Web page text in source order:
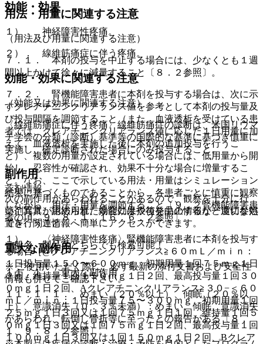
効能・効果
１）． 神経障害性疼痛。
２）． 線維筋痛症に伴う疼痛。
効能・効果に関連する注意
（効能又は効果に関連する注意）
〈線維筋痛症に伴う疼痛〉線維筋痛症の診断は、米国リウマ
チ学会の分類（診断）基準等の国際的な基準に基づき慎重に
実施し、確定診断された場合にのみ投与すること。
副作用
次の副作用があらわれることがあるので、観察を十分に行
い、異常が認められた場合には投与を中止するなど適切な処
置を行うこと。
重大な副作用
１１．１． 重大な副作用
１１．１．１． めまい（２０％以上）、傾眠（２０％以
上）、意識消失（０．３％未満）：めまい、傾眠、意識消失
があらわれ、転倒し骨折等に至ったとの報告がある〔８．
１、９．８．２参照〕。
用法・用量に関連する注意
（用法及び用量に関連する注意）
７．１． 本剤の投与を中止する場合には、少なくとも１週
間以上かけて徐々に減量すること〔８．２参照〕。
７．２． 腎機能障害患者に本剤を投与する場合は、次に示
すクレアチニンクリアランス値を参考として本剤の投与量及
び投与間隔を調節すること（また、血液透析を受けている患
者では、クレアチニンクリアランス値に応じた１日用量に加
えて、血液透析を実施した後に本剤の追加投与を行うこ
と）、複数の用量が設定されている場合には、低用量から開
始し、忍容性が確認され、効果不十分な場合に増量するこ
と。なお、ここで示している用法・用量はシミュレーション
結果に基づくものであることから、各患者ごとに慎重に観察
しながら、用法・用量を調節すること〔９．２腎機能障害患
者の項、９．８．１、１６．６．２参照〕。
１）． 〈神経障害性疼痛〉腎機能障害患者に本剤を投与す
る場合［@クレアチニンクリアランス≧６０ｍＬ／ｍｉｎ：
１日投与量１５０〜６００ｍｇ、初期用量１回７５ｍｇ１日
２回、維持量１回１５０ｍｇ１日２回、最高投与量１回３０
０ｍｇ１日２回、Aクレアチニンクリアランス≧３０−＜６０
ｍＬ／ｍｉｎ：１日投与量７５〜３００ｍｇ、初期用量１回
２５ｍｇ１日３回又は１回７５ｍｇ１日１回、維持量１回５
０ｍｇ１日３回又は１回７５ｍｇ１日２回、最高投与量１回
１００ｍｇ１日３回又は１回１５０ｍｇ１日２回、Bクレア
薬剤情報
薬剤写真、用法用量、効能効果や後発品の情報が一度に参照
でき、関連情報へ簡単にアクセスができます。
一般名、製品名どちらでも検索可能！
※ ご使用いただく際に、必ず最新の添付文書および安全性
情報も併せてご確認下さい。